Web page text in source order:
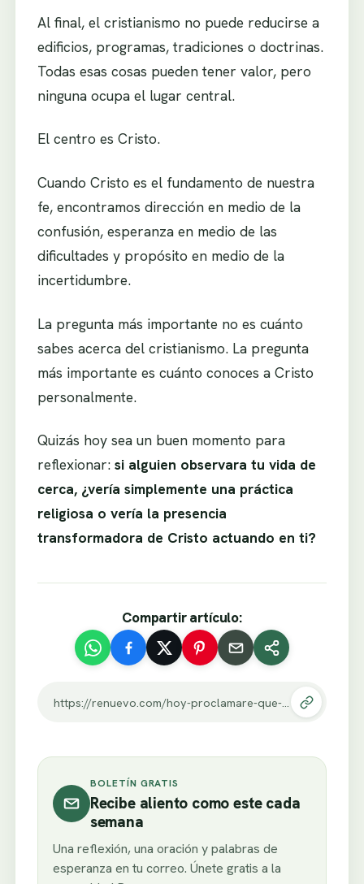
Al final, el cristianismo no puede reducirse a
edificios, programas, tradiciones o doctrinas.
Todas esas cosas pueden tener valor, pero
ninguna ocupa el lugar central.
El centro es Cristo.
Cuando Cristo es el fundamento de nuestra
fe, encontramos dirección en medio de la
confusión, esperanza en medio de las
dificultades y propósito en medio de la
incertidumbre.
La pregunta más importante no es cuánto
sabes acerca del cristianismo. La pregunta
más importante es cuánto conoces a Cristo
personalmente.
Quizás hoy sea un buen momento para
reflexionar: si alguien observara tu vida de
cerca, ¿vería simplemente una práctica
religiosa o vería la presencia
transformadora de Cristo actuando en ti?
Compartir artículo:
https://renuevo.com/hoy-proclamare-que-el-cristianismo-es-cristo.html
BOLETÍN GRATIS
Recibe aliento como este cada
semana
Una reflexión, una oración y palabras de
esperanza en tu correo. Únete gratis a la